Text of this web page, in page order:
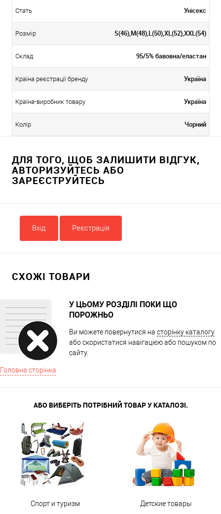
Стать Унісекс
Розмір S(46),M(48),L(50),XL(52),XXL(54)
Склад 95/5% бавовна/еластан
Країна реєстрації бренду Україна
Країна-виробник товару Україна
Колір Чорний
ДЛЯ ТОГО, ЩОБ ЗАЛИШИТИ ВІДГУК,
АВТОРИЗУЙТЕСЬ АБО
ЗАРЕЄСТРУЙТЕСЬ
Вхід Реєстрація
СХОЖІ ТОВАРИ
У ЦЬОМУ РОЗДІЛІ ПОКИ ЩО
ПОРОЖНЬО
Ви можете повернутися на сторінку каталогу
або скористатися навігацією або пошуком по
сайту.
Головна сторінка
АБО ВИБЕРІТЬ ПОТРІБНИЙ ТОВАР У КАТАЛОЗІ.
Спорт и туризм Детские товары